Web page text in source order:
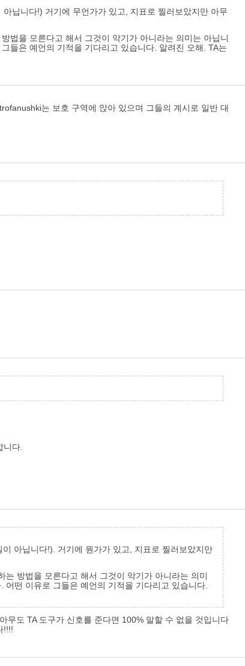
닙니다!) 거기에 무언가가 있고, 지표로 찔러보았지만 아무
법을 모른다고 해서 그것이 악기가 아니라는 의미는 아닙니
들은 예언의 기적을 기다리고 있습니다. 알려진 오해. TA는
는 보호 구역에 앉아 있으며 그들의 계시로 일반 대
다.
아닙니다!). 거기에 뭔가가 있고, 지표로 찔러보았지만
방법을 모른다고 해서 그것이 악기가 아니라는 의미
떤 이유로 그들은 예언의 기적을 기다리고 있습니다.
무도 TA 도구가 신호를 준다면 100% 말할 수 없을 것입니다
!!!!